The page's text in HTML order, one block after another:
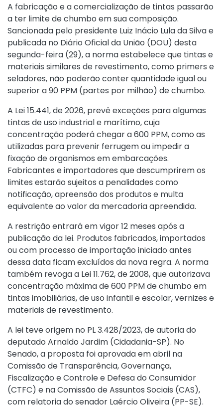
A fabricação e a comercialização de tintas passarão
a ter limite de chumbo em sua composição.
Sancionada pelo presidente Luiz Inácio Lula da Silva e
publicada no Diário Oficial da União (DOU) desta
segunda-feira (29), a norma estabelece que tintas e
materiais similares de revestimento, como primers e
seladores, não poderão conter quantidade igual ou
superior a 90 PPM (partes por milhão) de chumbo.
A Lei 15.441, de 2026, prevê exceções para algumas
tintas de uso industrial e marítimo, cuja
concentração poderá chegar a 600 PPM, como as
utilizadas para prevenir ferrugem ou impedir a
fixação de organismos em embarcações.
Fabricantes e importadores que descumprirem os
limites estarão sujeitos a penalidades como
notificação, apreensão dos produtos e multa
equivalente ao valor da mercadoria apreendida.
A restrição entrará em vigor 12 meses após a
publicação da lei. Produtos fabricados, importados
ou com processo de importação iniciado antes
dessa data ficam excluídos da nova regra. A norma
também revoga a Lei 11.762, de 2008, que autorizava
concentração máxima de 600 PPM de chumbo em
tintas imobiliárias, de uso infantil e escolar, vernizes e
materiais de revestimento.
A lei teve origem no PL 3.428/2023, de autoria do
deputado Arnaldo Jardim (Cidadania-SP). No
Senado, a proposta foi aprovada em abril na
Comissão de Transparência, Governança,
Fiscalização e Controle e Defesa do Consumidor
(CTFC) e na Comissão de Assuntos Sociais (CAS),
com relatoria do senador Laércio Oliveira (PP-SE).